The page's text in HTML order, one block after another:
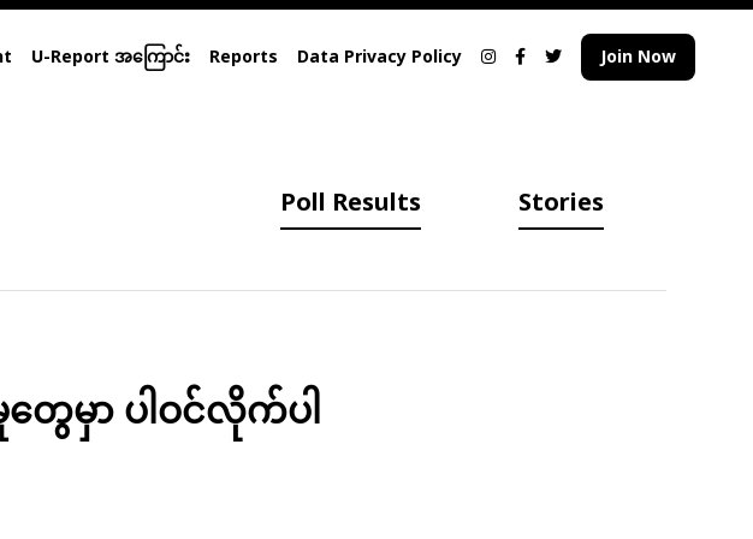
U-Report အကြောင်း Reports Data Privacy Policy Join Now
Poll Results Stories
တွေမှာ ပါဝင်လိုက်ပါ